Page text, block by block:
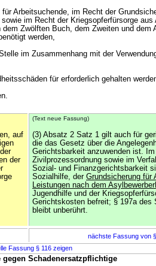
Arbeitsuchende, im Recht der
im Recht der Kriegsopferfürsorge aus
Zwölften Buch, dem Zweiten und dem
werden,
im Zusammenhang mit der
für erforderlich gehalten
auf
der
(Text neue Fassung)
(3) Absatz 2 Satz 1 gilt auch für
die das Gesetz über die
Gerichtsbarkeit anzuwenden ist.
Zivilprozessordnung sowie im
Sozial- und Finanzgerichtsbarkeit
Sozialhilfe, der Grundsicherung für
Leistungen nach dem
Jugendhilfe und der
Gerichtskosten befreit; § 197a des
bleibt unberührt.
nächste Fassung von
Fassung § 116 zeigen
gegen Schadenersatzpflichtige